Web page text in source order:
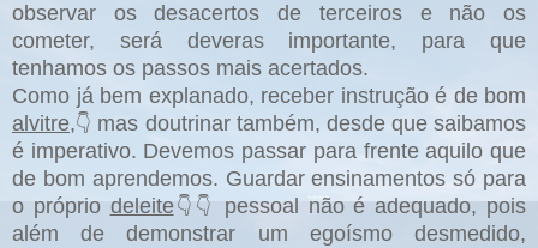
observar os desacertos de terceiros e não os
cometer, será deveras importante, para que
tenhamos os passos mais acertados.
Como já bem explanado, receber instrução é de bom
alvitre,👇 mas doutrinar também, desde que saibamos
é imperativo. Devemos passar para frente aquilo que
de bom aprendemos. Guardar ensinamentos só para
o próprio deleite👇👇
pessoal não é adequado, pois
além de demonstrar um egoísmo desmedido,